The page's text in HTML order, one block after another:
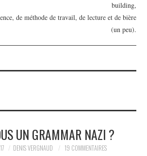
building,
de méthode de travail, de lecture et de bière
(un peu).
UN GRAMMAR NAZI ?
DENIS VERGNAUD 19 COMMENTAIRES